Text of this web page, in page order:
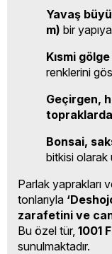
Yavaş
m) bir
Kısmi
renklerini
Geçirgen,
topraklarda
Bonsai,
bitkisi olarak
Parlak yaprakları
tonlarıyla
zarafetini ve
Bu özel tür, 1001
sunulmaktadır.